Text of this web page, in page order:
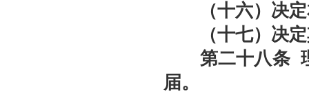
（十六）决定
（十七）决定
第二十八条
届。